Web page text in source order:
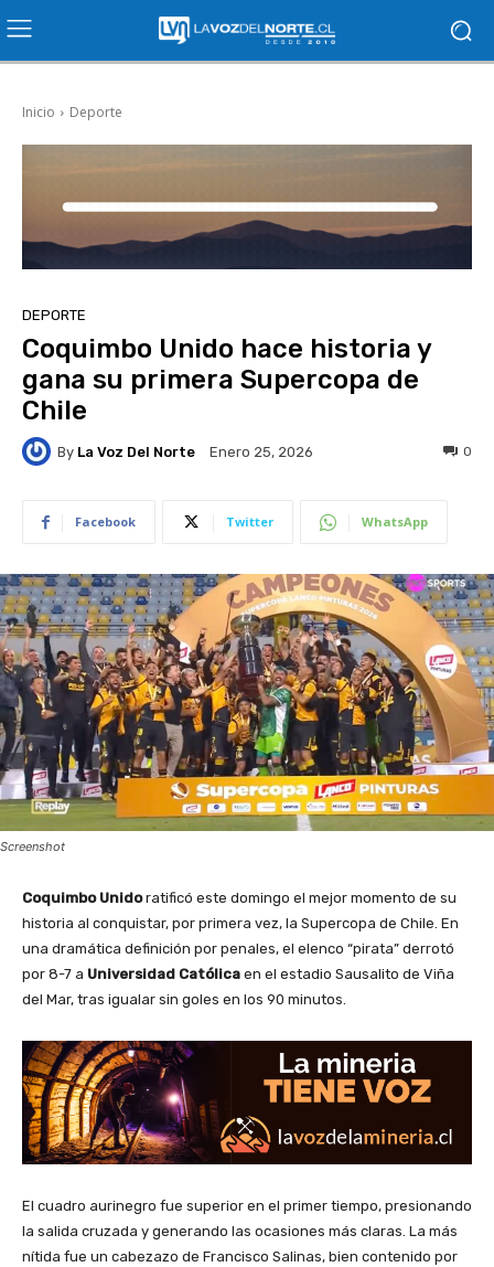
Inicio Deporte
DEPORTE
Coquimbo Unido hace historia y
gana su primera Supercopa de
Chile
By La Voz Del Norte Enero 25, 2026 0
Facebook Twitter WhatsApp
Screenshot
Coquimbo Unidoratificó este domingo el mejor momento de su
historia al conquistar, por primera vez, la Supercopa de Chile. En
una dramática definición por penales, el elenco “pirata” derrotó
por 8-7 a Universidad Católica en el estadio Sausalito de Viña
del Mar, tras igualar sin goles en los 90 minutos.
El cuadro aurinegro fue superior en el primer tiempo, presionando
la salida cruzada y generando las ocasiones más claras. La más
nítida fue un cabezazo de Francisco Salinas, bien contenido por